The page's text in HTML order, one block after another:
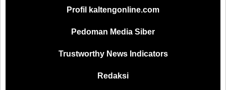
Profil kaltengonline.com
Pedoman Media Siber
Trustworthy News Indicators
Redaksi